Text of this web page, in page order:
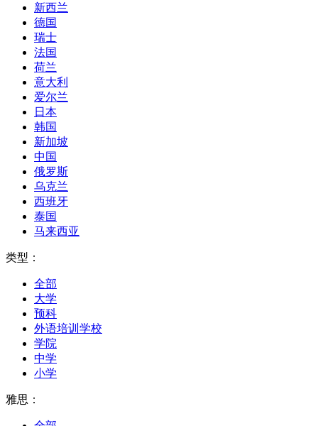
新西兰
德国
瑞士
法国
荷兰
意大利
爱尔兰
日本
韩国
新加坡
中国
俄罗斯
乌克兰
西班牙
泰国
马来西亚
类型：
全部
大学
预科
外语培训学校
学院
中学
小学
雅思：